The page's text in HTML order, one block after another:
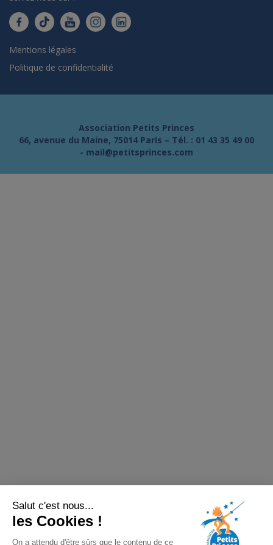
Salut c'est nous...
les Cookies !
On a attendu d'être sûrs que le contenu de ce
Mentions légales
Politique de confidentialité
Association Petits Princes
66, avenue du Maine, 75014 Paris – Tél. : 01 43 35 49 00
- mail@petitsprinces.com